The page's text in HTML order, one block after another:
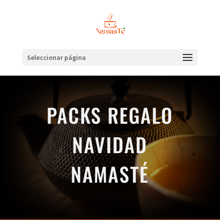
Seleccionar página
PACKS REGALO
NAVIDAD
NAMASTÉ